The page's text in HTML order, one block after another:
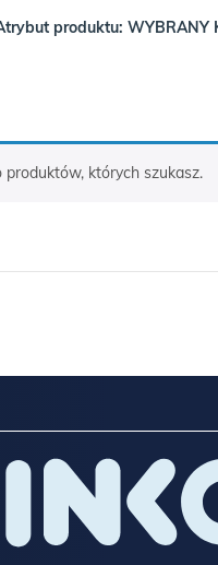
produktu: WYBRANY
produktów, których szukasz.